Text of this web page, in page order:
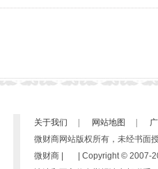
关于我们 网站地图
微财商网站版权所有，未经书面
微财商 | | Copyright © 2007-